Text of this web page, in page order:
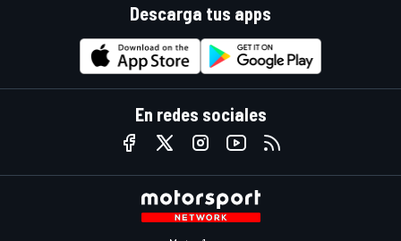
Descarga tus apps
En redes sociales